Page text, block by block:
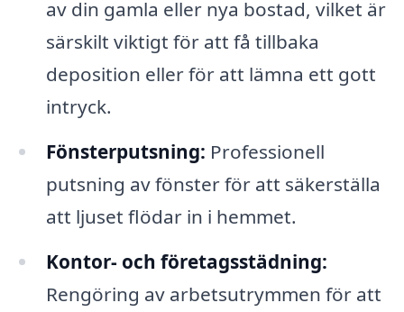
av din gamla eller nya bostad, vilket är
särskilt viktigt för att få tillbaka
deposition eller för att lämna ett gott
intryck.
Fönsterputsning: Professionell
putsning av fönster för att säkerställa
att ljuset flödar in i hemmet.
Kontor- och företagsstädning:
Rengöring av arbetsutrymmen för att